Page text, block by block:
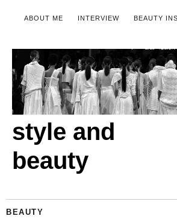
ABOUT ME INTERVIEW BEAUTY
style and
beauty
BEAUTY